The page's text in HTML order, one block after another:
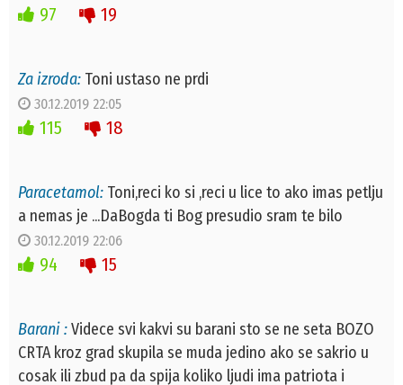
97 19
Za izroda: Toni ustaso ne prdi
30.12.2019 22:05
115 18
Paracetamol: Toni,reci ko si ,reci u lice to ako imas petlju
a nemas je ...DaBogda ti Bog presudio sram te bilo
30.12.2019 22:06
94 15
Barani :Videce svi kakvi su barani sto se ne seta BOZO
CRTA kroz grad skupila se muda jedino ako se sakrio u
cosak ili zbud pa da spija koliko ljudi ima patriota i